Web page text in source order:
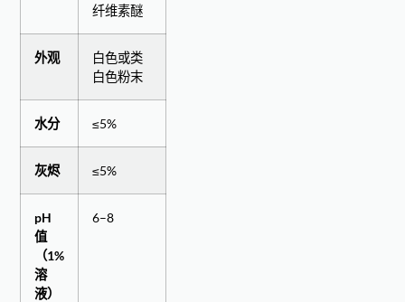
纤维素醚
外观
白色或类
白色粉末
水分 ≤5%
灰烬 ≤5%
pH
值
（1%
溶
液）
6–8